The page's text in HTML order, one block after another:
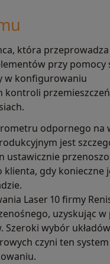
która przeprowadza
przy pomocy
w konfigurowaniu
kontroli przemieszczeń
odpornego na
jest
ustawicznie
klienta, gdy konieczne
Laser 10 firmy
uzyskując w
wybór układów
czyni ten